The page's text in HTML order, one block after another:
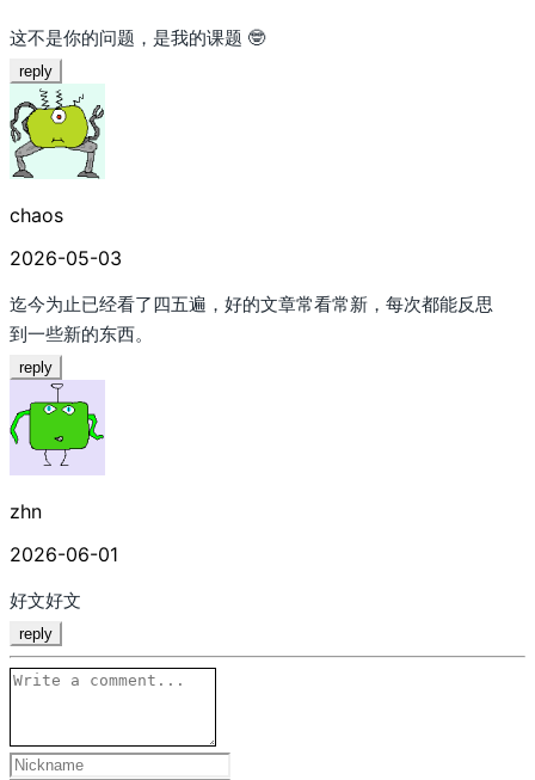
这不是你的问题，是我的课题 🤓
reply
chaos
2026-05-03
迄今为止已经看了四五遍，好的文章常看常新，每次都能反思
到一些新的东西。
reply
zhn
2026-06-01
好文好文
reply